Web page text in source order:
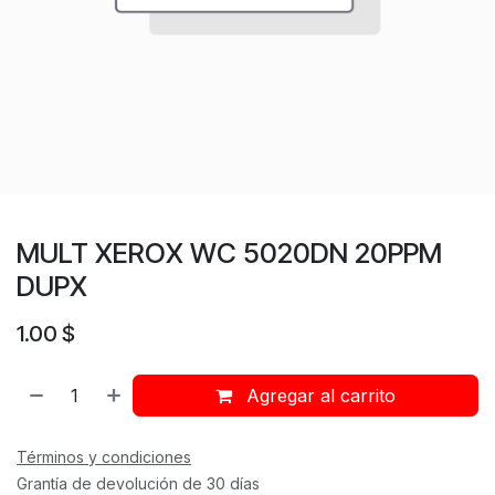
MULT XEROX WC 5020DN 20PPM
DUPX
1.00 $
Agregar al carrito
Términos y condiciones
Grantía de devolución de 30 días